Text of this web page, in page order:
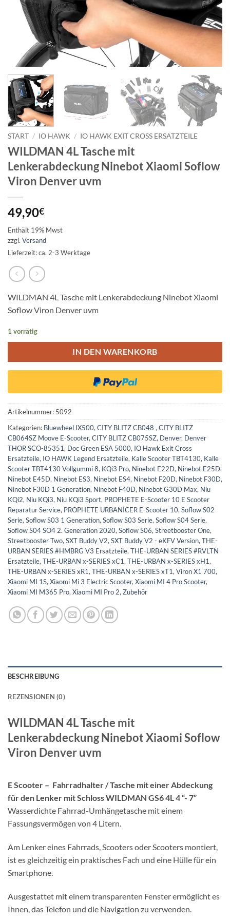
START / IO HAWK / IO HAWK EXIT CROSS ERSATZTEILE
WILDMAN 4L Tasche mit
Lenkerabdeckung Ninebot Xiaomi Soflow
Viron Denver uvm
49,90€
Enthält 19% Mwst
zzgl. Versand
Lieferzeit: ca. 2-3 Werktage
WILDMAN 4L Tasche mit Lenkerabdeckung Ninebot Xiaomi
Soflow Viron Denver uvm
1 vorrätig
IN DEN WARENKORB
Artikelnummer: 5092
Kategorien: Bluewheel IX500,CITY BLITZ CB048 ,CITY BLITZ
CB064SZ Moove E-Scooter,CITY BLITZ CB075SZ, Denver, Denver
THOR SCO-85351, Doc Green ESA 5000, IO Hawk Exit Cross
Ersatzteile, IO HAWK Legend Ersatzteile, Kalle Scooter TBT4130, Kalle
Scooter TBT4130 Vollgummi 8, KQi3 Pro, Ninebot E22D, Ninebot E25D,
Ninebot E45D, Ninebot ES3, Ninebot ES4, Ninebot F20D, Ninebot F30D,
Ninebot F30D 1 Generation, Ninebot F40D, Ninebot G30D Max, Niu
KQi2, Niu KQi3, Niu KQi3 Sport, PROPHETE E-Scooter 10 E Scooter
Reparatur Service, PROPHETE URBANICER E-Scooter 10,Soflow S02
Serie,Soflow S03 1 Generation,Soflow S03 Serie,Soflow S04 Serie,
Soflow S04 SO4 2. Generation 2020,Soflow S06,Streetbooster One,
Streetbooster Two,SXT Buddy V2,SXT Buddy V2 - eKFV Version,THE-
URBAN SERIES #HMBRG V3 Ersatzteile,THE-URBAN SERIES #RVLTN
Ersatzteile,THE-URBAN x-SERIES xC1,THE-URBAN x-SERIES xH1,
THE-URBAN x-SERIES xR1,THE-URBAN x-SERIES xT1,Viron X1 700,
Xiaomi MI 1S,Xiaomi Mi 3 Electric Scooter,Xiaomi MI 4 Pro Scooter,
Xiaomi MI M365 Pro,Xiaomi MI Pro 2,Zubehör
BESCHREIBUNG
REZENSIONEN (0)
WILDMAN 4L Tasche mit
Lenkerabdeckung Ninebot Xiaomi Soflow
Viron Denver uvm
E Scooter – Fahrradhalter / Tasche mit einer Abdeckung
für den Lenker mit Schloss WILDMAN GS6 4L 4 “- 7”
Wasserdichte Fahrrad-Umhängetasche mit einem
Fassungsvermögen von 4 Litern.
Am Lenker eines Fahrrads, Scooters oder Scooters montiert,
ist es gleichzeitig ein praktisches Fach und eine Hülle für ein
Smartphone.
Ausgestattet mit einem transparenten Fenster ermöglicht es
Ihnen, das Telefon und die Navigation zu verwenden.